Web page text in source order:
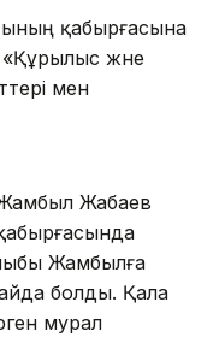
қабырғасына
және
мен
Жабаев
Жамбылға
болды. Қала
мурал